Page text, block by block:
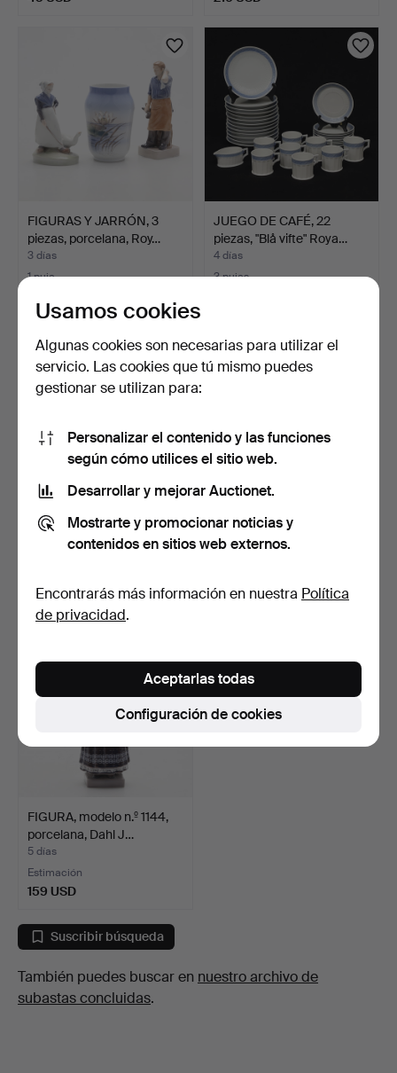
FIGURAS Y JARRÓN, 3
piezas, porcelana, Roy…
3 días
1 puja
JUEGO DE CAFÉ, 22
piezas, "Blå vifte" Roya…
4 días
3 pujas
JARRONES/URNAS, un
par, estilo Art Nouveau…
106 USD
TAPIO WIRKKALA. Jarrón,
"Pollo", porcelana…
5 días
159 USD
FIGURA, modelo n.º 1144,
porcelana, Dahl J…
5 días
Estimación
159 USD
Suscribir búsqueda
También puedes buscar en nuestro archivo de
subastas concluidas.
Usamos cookies
Algunas cookies son necesarias para utilizar el
servicio. Las cookies que tú mismo puedes
gestionar se utilizan para:
Personalizar el contenido y las funciones
según cómo utilices el sitio web.
Desarrollar y mejorar Auctionet.
Mostrarte y promocionar noticias y
contenidos en sitios web externos.
Encontrarás más información en nuestra Política
de privacidad.
Configuración de cookies
Aceptarlas todas